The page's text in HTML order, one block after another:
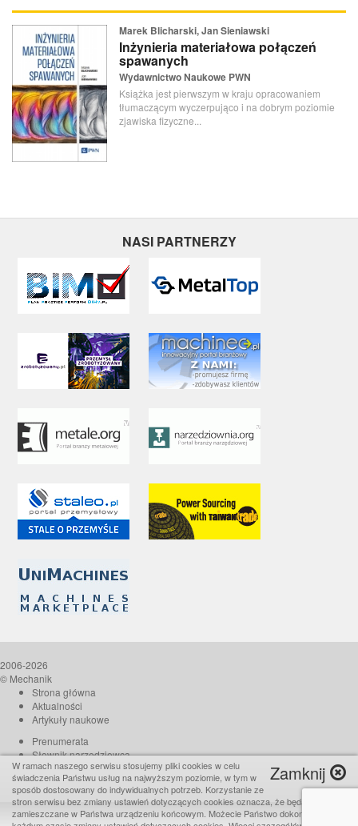
Marek Blicharski, Jan Sieniawski
Inżynieria materiałowa połączeń
spawanych
Wydawnictwo Naukowe PWN
Książka jest pierwszym w kraju opracowaniem
tłumaczącym wyczerpująco i na dobrym poziomie
zjawiska fizyczne...
NASI PARTNERZY
2006-2026
© Mechanik
Strona główna
Aktualności
Artykuły naukowe
Prenumerata
Słownik narzędziowca
O czasopiśmie
Reklama
Kontakt
Zamknij
W ramach naszego serwisu stosujemy pliki cookies w celu
świadczenia Państwu usług na najwyższym poziomie, w tym w
sposób dostosowany do indywidualnych potrzeb. Korzystanie ze
stron serwisu bez zmiany ustawień dotyczących cookies oznacza, że będą one
zamieszczane w Państwa urządzeniu końcowym. Możecie Państwo dokonać w